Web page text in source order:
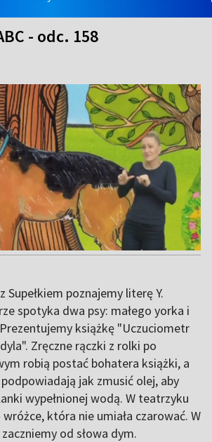
- odc. 158
Supełkiem poznajemy literę Y.
spotyka dwa psy: małego yorka i
książkę "Uczuciometr
Zręczne rączki z rolki po
robią postać bohatera książki, a
jak zmusić olej, aby
wypełnionej wodą. W teatrzyku
która nie umiała czarować. W
od słowa dym.